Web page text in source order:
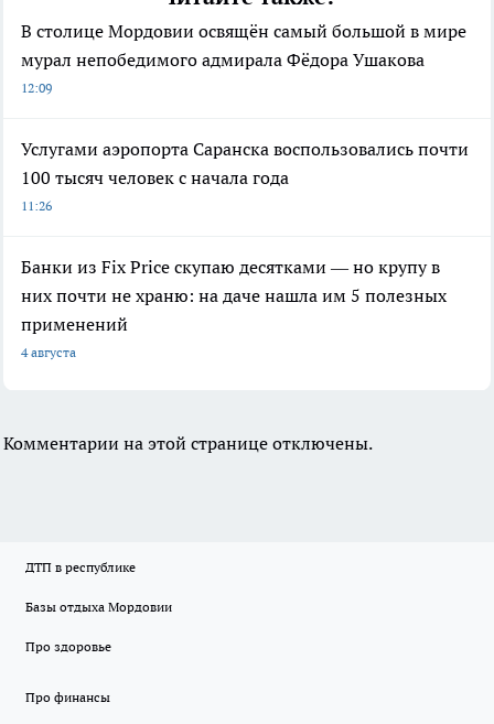
В столице Мордовии освящён самый большой в мире
мурал непобедимого адмирала Фёдора Ушакова
12:09
Услугами аэропорта Саранска воспользовались почти
100 тысяч человек с начала года
11:26
Банки из Fix Price скупаю десятками — но крупу в
них почти не храню: на даче нашла им 5 полезных
применений
4 августа
Комментарии на этой странице отключены.
ДТП в республике
Базы отдыха Мордовии
Про здоровье
Про финансы